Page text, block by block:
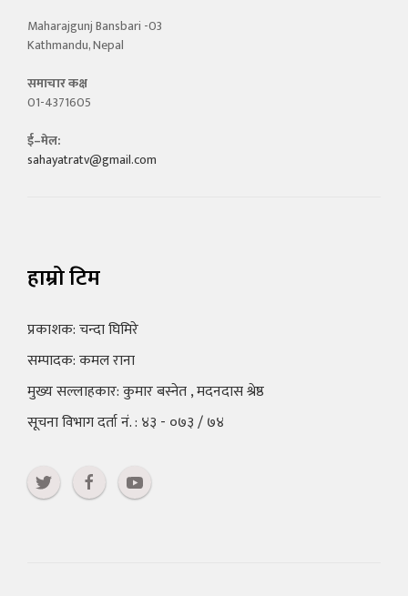
Maharajgunj Bansbari -03
Kathmandu, Nepal
समाचार कक्ष
01-4371605
ई–मेल:
sahayatratv@gmail.com
हाम्रो टिम
प्रकाशक: चन्दा घिमिरे
सम्पादक: कमल राना
मुख्य सल्लाहकार: कुमार बस्नेत , मदनदास श्रेष्ठ
सूचना विभाग दर्ता नं. : ४३ - ०७३ / ७४